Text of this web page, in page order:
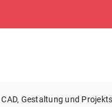
CAD, Gestaltung und